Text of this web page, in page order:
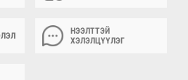
НЭЭЛТТЭЙ
ХЭЛЭЛЦҮҮЛЭГ